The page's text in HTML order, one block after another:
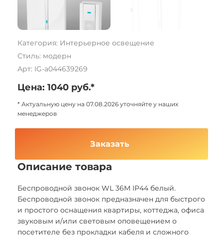
Категория: Интерьерное освещение
Стиль: модерн
Арт: IG-a044639269
Цена: 1040 руб.*
* Актуальную цену на 07.08.2026 уточняйте у наших
менеджеров
Заказать
Описание товара
Беспроводной звонок WL 36M IP44 белый.
Беспроводной звонок предназначен для быстрого
и простого оснащения квартиры, коттеджа, офиса
звуковым и/или световым оповещением о
посетителе без прокладки кабеля и сложного